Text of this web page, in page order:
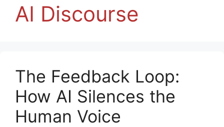
AI Discourse
The Feedback Loop:
How AI Silences the
Human Voice